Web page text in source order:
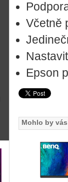
Včetně
Epson
Mohlo by